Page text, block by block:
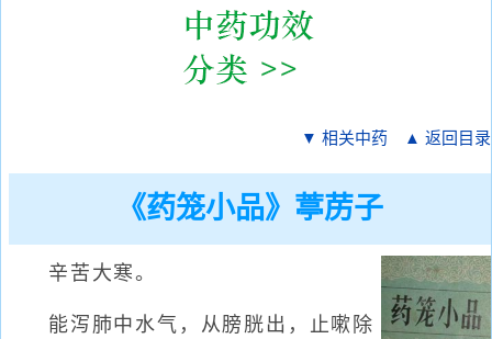
▼ 相关中药 ▲ 返回目录
《药笼小品》葶苈子
辛苦大寒。
能泻肺中水气，从膀胱出，止嗽除